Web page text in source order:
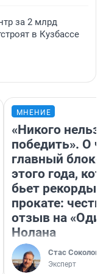
за 2 млрд
в Кузбассе
МНЕНИЕ
«Никого нельзя
победить». О
главный
этого года,
бьет рекорды в
прокате:
отзыв на
Нолана
Стас Соколов
Эксперт